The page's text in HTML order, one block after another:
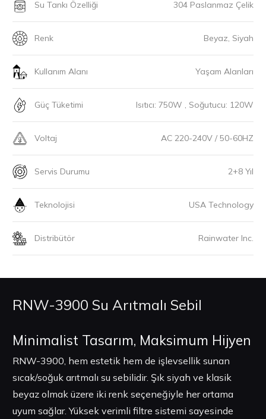
Su Tankı Özelliği 304 Paslanmaz Çelik
Renk Beyaz, Siyah
Kullanım Alanı Yaşam Alanları
Güç Tüketimi Isıtıcı: 750W , Soğutucu: 120W
Voltaj AC 220-240V / 50-60HZ
Servis Durumu 2+8 Yıl
Teknolojisi USA Technology
Distribütör Rainwater Inc.
RNW-3900 Su Arıtmalı Sebil
Minimalist Tasarım, Maksimum Hijyen
RNW-3900, hem estetik hem de işlevsellik sunan
sıcak/soğuk arıtmalı su sebilidir. Şık siyah ve klasik
beyaz olmak üzere iki renk seçeneğiyle her ortama
uyum sağlar. Yüksek verimli filtre sistemi sayesinde